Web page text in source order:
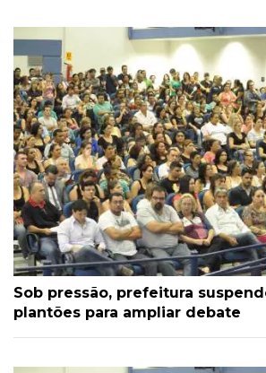
Sob pressão, prefeitura
plantões para ampliar debate